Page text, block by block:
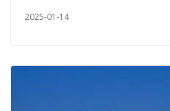
2025-01-14